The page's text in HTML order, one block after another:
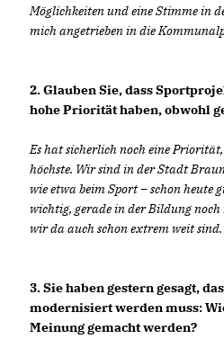
Möglichkeiten und eine Stimme in
mich angetrieben in die
2. Glauben Sie, dass
hohe Priorität haben, obwohl
Es hat sicherlich noch eine
höchste. Wir sind in der Stadt
wie etwa beim Sport – schon heute
wichtig, gerade in der Bildung
wir da auch schon extrem weit sind.
3. Sie haben gestern gesagt,
modernisiert werden muss:
Meinung gemacht werden?